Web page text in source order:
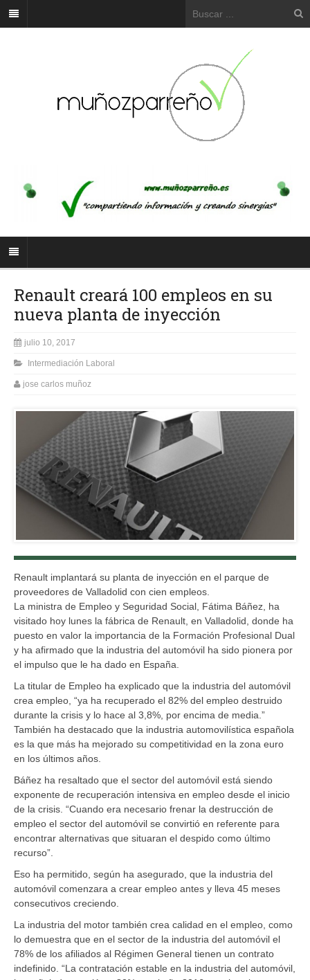
Renault creará 100 empleos en su
nueva planta de inyección
julio 10, 2017
Intermediación Laboral
jose carlos muñoz
Renault implantará su planta de inyección en el parque de
proveedores de Valladolid con cien empleos.
La ministra de Empleo y Seguridad Social, Fátima Báñez, ha
visitado hoy lunes la fábrica de Renault, en Valladolid, donde ha
puesto en valor la importancia de la Formación Profesional Dual
y ha afirmado que la industria del automóvil ha sido pionera por
el impulso que le ha dado en España.
La titular de Empleo ha explicado que la industria del automóvil
crea empleo, “ya ha recuperado el 82% del empleo destruido
durante la crisis y lo hace al 3,8%, por encima de media.”
También ha destacado que la industria automovilística española
es la que más ha mejorado su competitividad en la zona euro
en los últimos años.
Báñez ha resaltado que el sector del automóvil está siendo
exponente de recuperación intensiva en empleo desde el inicio
de la crisis. “Cuando era necesario frenar la destrucción de
empleo el sector del automóvil se convirtió en referente para
encontrar alternativas que situaran el despido como último
recurso”.
Eso ha permitido, según ha asegurado, que la industria del
automóvil comenzara a crear empleo antes y lleva 45 meses
consecutivos creciendo.
La industria del motor también crea calidad en el empleo, como
lo demuestra que en el sector de la industria del automóvil el
78% de los afiliados al Régimen General tienen un contrato
indefinido. “La contratación estable en la industria del automóvil,